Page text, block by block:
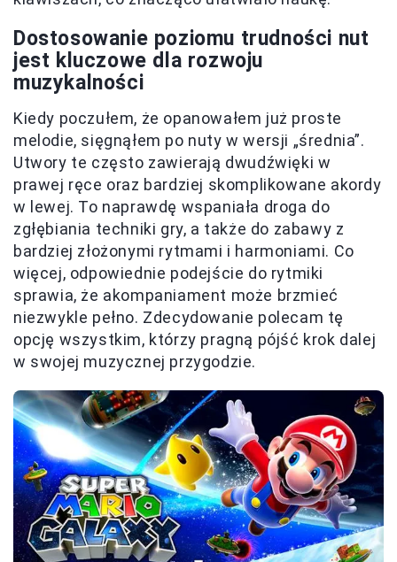
Dostosowanie poziomu trudności nut
jest kluczowe dla rozwoju
muzykalności
Kiedy poczułem, że opanowałem już proste
melodie, sięgnąłem po nuty w wersji „średnia”.
Utwory te często zawierają dwudźwięki w
prawej ręce oraz bardziej skomplikowane akordy
w lewej. To naprawdę wspaniała droga do
zgłębiania techniki gry, a także do zabawy z
bardziej złożonymi rytmami i harmoniami. Co
więcej, odpowiednie podejście do rytmiki
sprawia, że akompaniament może brzmieć
niezwykle pełno. Zdecydowanie polecam tę
opcję wszystkim, którzy pragną pójść krok dalej
w swojej muzycznej przygodzie.